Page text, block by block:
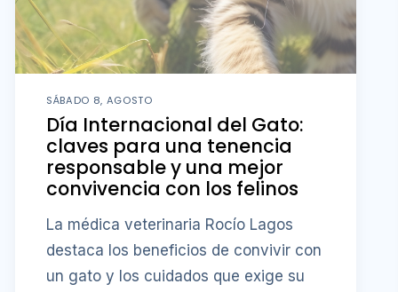
SÁBADO 8, AGOSTO
Día Internacional del Gato:
claves para una tenencia
responsable y una mejor
convivencia con los felinos
La médica veterinaria Rocío Lagos
destaca los beneficios de convivir con
un gato y los cuidados que exige su